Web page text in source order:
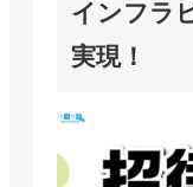
インフラ
実現！